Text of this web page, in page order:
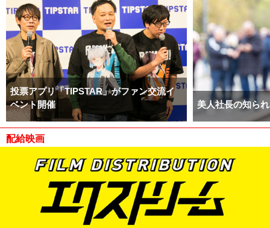
投票アプリ「TIPSTAR」がファン交流イ
ベント開催
美人社長の知ら
配給映画